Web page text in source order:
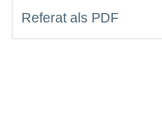
Referat als PDF